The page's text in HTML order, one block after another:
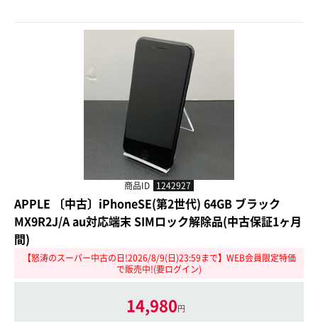
商品ID 1242927
APPLE 〔中古〕iPhoneSE(第2世代) 64GB ブラック
MX9R2J/A au対応端末 SIMロック解除品(中古保証1ヶ月
間)
【怒涛のスーパー中古の日!2026/8/9(日)23:59まで】WEB会員限定特価
で販売中!(要ログイン)
14,980円